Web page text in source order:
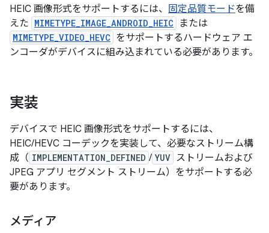
HEIC 画像形式をサポートするには、 固定品質モードを備
えた MIMETYPE_IMAGE_ANDROID_HEIC または
MIMETYPE_VIDEO_HEVC をサポートするハードウェア エ
ンコーダがデバイスに組み込まれている必要があります。
実装
デバイスで HEIC 画像形式をサポートするには、
HEIC/HEVC コーデックを実装して、必要なストリーム構
成（ IMPLEMENTATION_DEFINED / YUV ストリームおよび
JPEG アプリ セグメント ストリーム）をサポートする必
要があります。
メディア